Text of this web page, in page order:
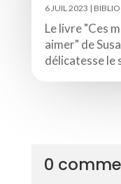
6 JUIL 2023 |
Le livre "Ces
aimer" de
délicatesse le
0